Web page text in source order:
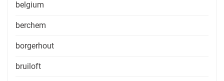
belgium
berchem
borgerhout
bruiloft